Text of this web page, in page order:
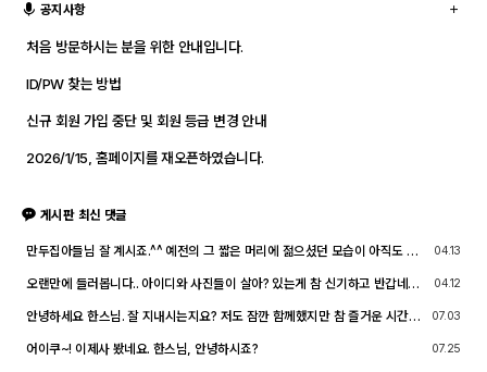
공지사항
처음 방문하시는 분을 위한 안내입니다.
ID/PW 찾는 방법
신규 회원 가입 중단 및 회원 등급 변경 안내
2026/1/15, 홈페이지를 재오픈하였습니다.
게시판 최신 댓글
만두집아들님 잘 계시죠.^^ 예전의 그 짧은 머리에 젊으셨던 모습이 아직도 기
호회 활동의 추억을 남길 겸 가능한 계속 홈페이지를 유지할 예정입니다. 생각
나실 때 종종 방문해 주세요.^^
04.13
오랜만에 들러봅니다.. 아이디와 사진들이 살아? 있는게 참 신기하고 반갑네요
이제 제가 그 나이가 되버렸습니다^^..
04.12
안녕하세요 한스님. 잘 지내시는지요? 저도 잠깐 함께했지만 참 즐거운 시간이
07.03
어이쿠~! 이제사 봤네요. 한스님, 안녕하시죠? 07.25